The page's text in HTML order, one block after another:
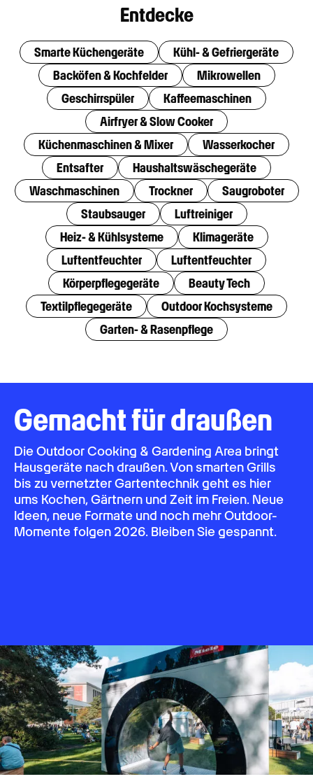
Entdecke
Smarte Küchengeräte
Kühl- & Gefriergeräte
Backöfen & Kochfelder
Mikrowellen
Geschirrspüler
Kaffeemaschinen
Airfryer & Slow Cooker
Küchenmaschinen & Mixer
Wasserkocher
Entsafter
Haushaltswäschegeräte
Waschmaschinen
Trockner
Saugroboter
Staubsauger
Luftreiniger
Heiz- & Kühlsysteme
Klimageräte
Luftentfeuchter
Luftentfeuchter
Körperpflegegeräte
Beauty Tech
Textilpflegegeräte
Outdoor Kochsysteme
Garten- & Rasenpflege
Gemacht für draußen
Die Outdoor Cooking & Gardening Area bringt
Hausgeräte nach draußen. Von smarten Grills
bis zu vernetzter Gartentechnik geht es hier
ums Kochen, Gärtnern und Zeit im Freien. Neue
Ideen, neue Formate und noch mehr Outdoor-
Momente folgen 2026. Bleiben Sie gespannt.